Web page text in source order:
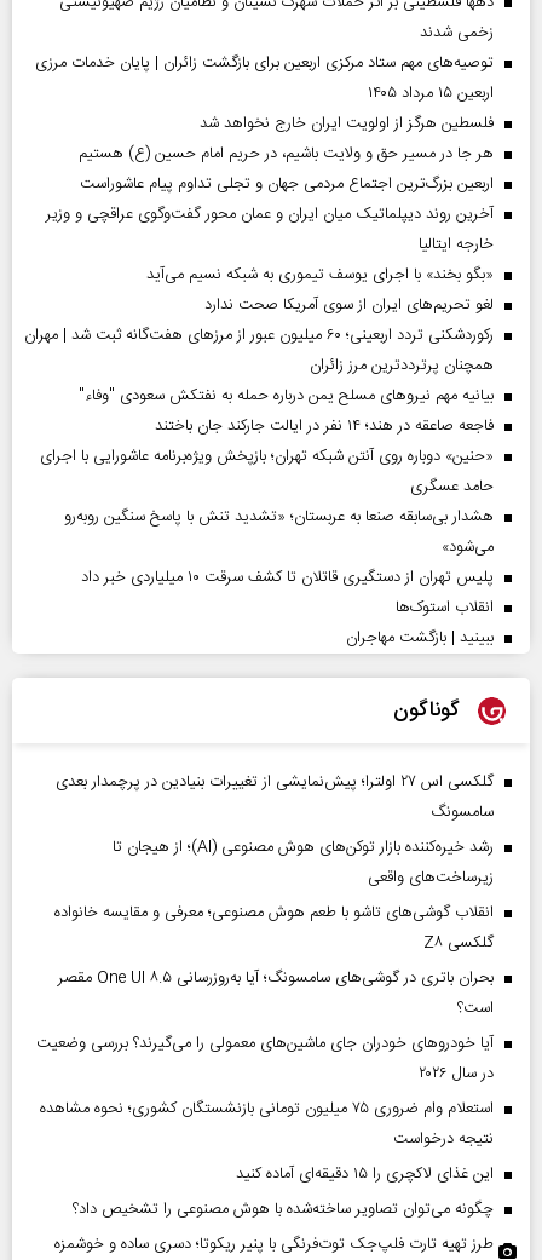
زخمی شدند
توصیه‌های مهم ستاد مرکزی اربعین برای بازگشت زائران | پایان خدمات مرزی
اربعین ۱۵ مرداد ۱۴۰۵
فلسطین هرگز از اولویت ایران خارج نخواهد شد
هر جا در مسیر حق و ولایت باشیم، در حریم امام حسین (ع) هستیم
اربعین بزرگ‌ترین اجتماع مردمی جهان و تجلی تداوم پیام عاشوراست
آخرین روند دیپلماتیک میان ایران و عمان محور گفت‌وگوی عراقچی و وزیر
خارجه ایتالیا
«بگو بخند» با اجرای یوسف تیموری به شبکه نسیم می‌آید
لغو تحریم‌های ایران از سوی آمریکا صحت ندارد
رکوردشکنی تردد اربعینی؛ ۶۰ میلیون عبور از مرزهای هفت‌گانه ثبت شد | مهران
همچنان پرترددترین مرز زائران
بیانیه مهم نیروهای مسلح یمن درباره حمله به نفتکش سعودی "وفاء"
فاجعه صاعقه در هند؛ ۱۴ نفر در ایالت جارکند جان باختند
«حنین» دوباره روی آنتن شبکه تهران؛ بازپخش ویژه‌برنامه عاشورایی با اجرای
حامد عسگری
هشدار بی‌سابقه صنعا به عربستان؛ «تشدید تنش با پاسخ سنگین روبه‌رو
می‌شود»
پلیس تهران از دستگیری قاتلان تا کشف سرقت ۱۰ میلیاردی خبر داد
انقلاب استوک‌ها
ببینید | بازگشت مهاجران
گوناگون
گلکسی اس ۲۷ اولترا؛ پیش‌نمایشی از تغییرات بنیادین در پرچمدار بعدی
سامسونگ
رشد خیره‌کننده بازار توکن‌های هوش مصنوعی (AI)؛ از هیجان تا
زیرساخت‌های واقعی
انقلاب گوشی‌های تاشو‌ با طعم هوش مصنوعی؛ معرفی و مقایسه خانواده
گلکسی Z۸
بحران باتری در گوشی‌های سامسونگ؛ آیا به‌روزرسانی One UI ۸.۵ مقصر
است؟
آیا خودروهای خودران جای ماشین‌های معمولی را می‌گیرند؟ بررسی وضعیت
در سال ۲۰۲۶
استعلام وام ضروری ۷۵ میلیون تومانی بازنشستگان کشوری؛ نحوه مشاهده
نتیجه درخواست
این غذای لاکچری را ۱۵ دقیقه‌ای آماده کنید
چگونه می‌توان تصاویر ساخته‌شده با هوش مصنوعی را تشخیص داد؟
طرز تهیه تارت فلپ‌جک توت‌فرنگی با پنیر ریکوتا؛ دسری ساده و خوشمزه